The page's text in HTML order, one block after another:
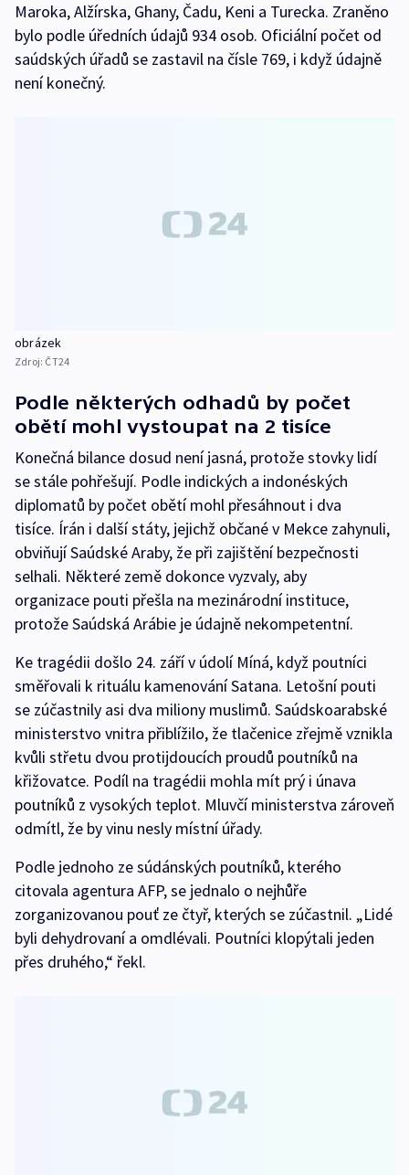
Maroka, Alžírska, Ghany, Čadu, Keni a Turecka. Zraněno
bylo podle úředních údajů 934 osob. Oficiální počet od
saúdských úřadů se zastavil na čísle 769, i když údajně
není konečný.
obrázek
Zdroj: ČT24
Podle některých odhadů by počet
obětí mohl vystoupat na 2 tisíce
Konečná bilance dosud není jasná, protože stovky lidí
se stále pohřešují. Podle indických a indonéských
diplomatů by počet obětí mohl přesáhnout i dva
tisíce. Írán i další státy, jejichž občané v Mekce zahynuli,
obviňují Saúdské Araby, že při zajištění bezpečnosti
selhali. Některé země dokonce vyzvaly, aby
organizace pouti přešla na mezinárodní instituce,
protože Saúdská Arábie je údajně nekompetentní.
Ke tragédii došlo 24. září v údolí Míná, když poutníci
směřovali k rituálu kamenování Satana. Letošní pouti
se zúčastnily asi dva miliony muslimů. Saúdskoarabské
ministerstvo vnitra přiblížilo, že tlačenice zřejmě vznikla
kvůli střetu dvou protijdoucích proudů poutníků na
křižovatce. Podíl na tragédii mohla mít prý i únava
poutníků z vysokých teplot. Mluvčí ministerstva zároveň
odmítl, že by vinu nesly místní úřady.
Podle jednoho ze súdánských poutníků, kterého
citovala agentura AFP, se jednalo o nejhůře
zorganizovanou pouť ze čtyř, kterých se zúčastnil. „Lidé
byli dehydrovaní a omdlévali. Poutníci klopýtali jeden
přes druhého,“ řekl.